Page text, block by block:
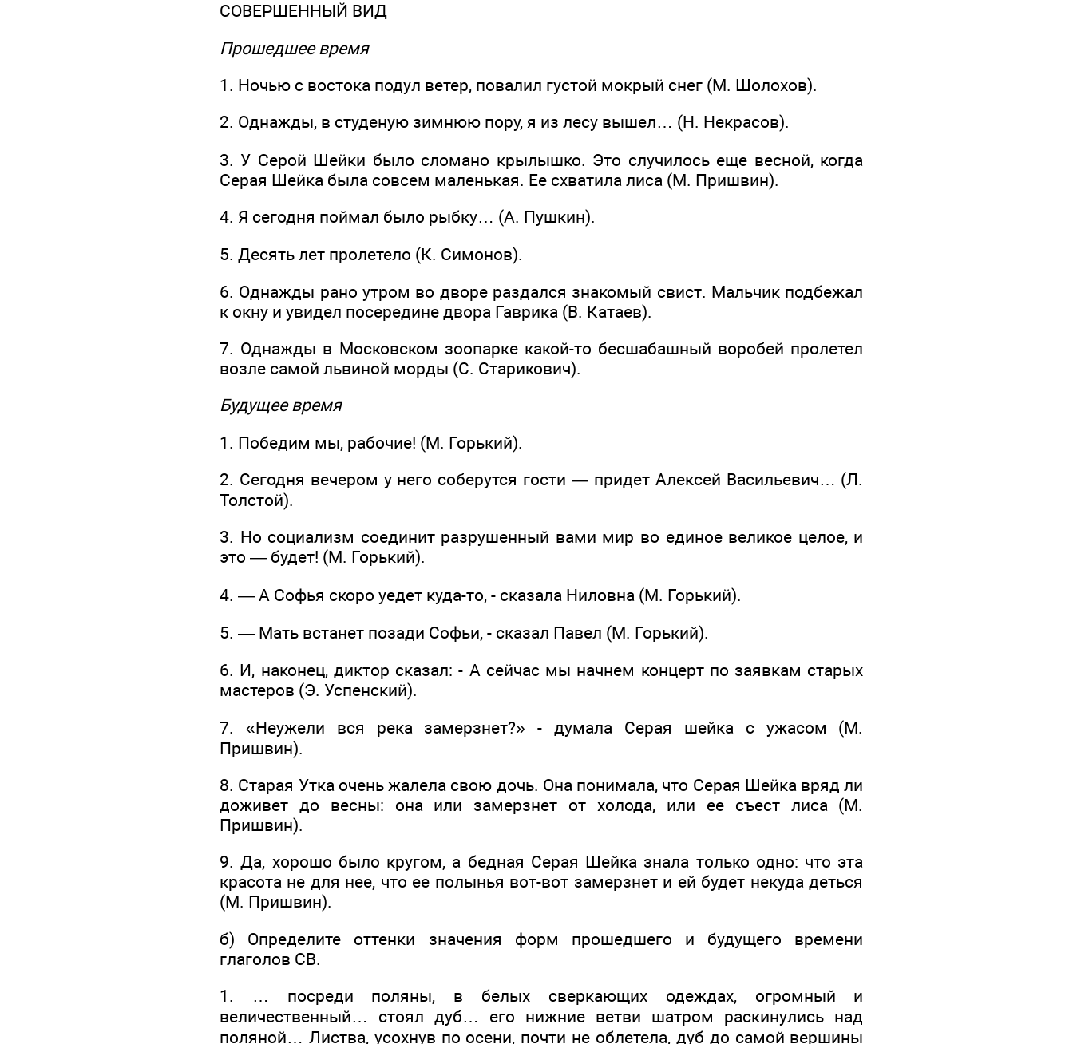
СОВЕРШЕННЫЙ ВИД
Прошедшее время
1. Ночью с востока подул ветер, повалил густой мокрый снег (М. Шолохов).
2. Однажды, в студеную зимнюю пору, я из лесу вышел… (Н. Некрасов).
3. У Серой Шейки было сломано крылышко. Это случилось еще весной, когда
Серая Шейка была совсем маленькая. Ее схватила лиса (М. Пришвин).
4. Я сегодня поймал было рыбку… (А. Пушкин).
5. Десять лет пролетело (К. Симонов).
6. Однажды рано утром во дворе раздался знакомый свист. Мальчик подбежал
к окну и увидел посередине двора Гаврика (В. Катаев).
7. Однажды в Московском зоопарке какой-то бесшабашный воробей пролетел
возле самой львиной морды (С. Старикович).
Будущее время
1. Победим мы, рабочие! (М. Горький).
2. Сегодня вечером у него соберутся гости — придет Алексей Васильевич… (Л.
Толстой).
3. Но социализм соединит разрушенный вами мир во единое великое целое, и
это — будет! (М. Горький).
4. — А Софья скоро уедет куда-то, - сказала Ниловна (М. Горький).
5. — Мать встанет позади Софьи, - сказал Павел (М. Горький).
6. И, наконец, диктор сказал: - А сейчас мы начнем концерт по заявкам старых
мастеров (Э. Успенский).
7. «Неужели вся река замерзнет?» - думала Серая шейка с ужасом (М.
Пришвин).
8. Старая Утка очень жалела свою дочь. Она понимала, что Серая Шейка вряд ли
доживет до весны: она или замерзнет от холода, или ее съест лиса (М.
Пришвин).
9. Да, хорошо было кругом, а бедная Серая Шейка знала только одно: что эта
красота не для нее, что ее полынья вот-вот замерзнет и ей будет некуда деться
(М. Пришвин).
б) Определите оттенки значения форм прошедшего и будущего времени
глаголов СВ.
1. … посреди поляны, в белых сверкающих одеждах, огромный и
величественный… стоял дуб… его нижние ветви шатром раскинулись над
поляной… Листва, усохнув по осени, почти не облетела, дуб до самой вершины